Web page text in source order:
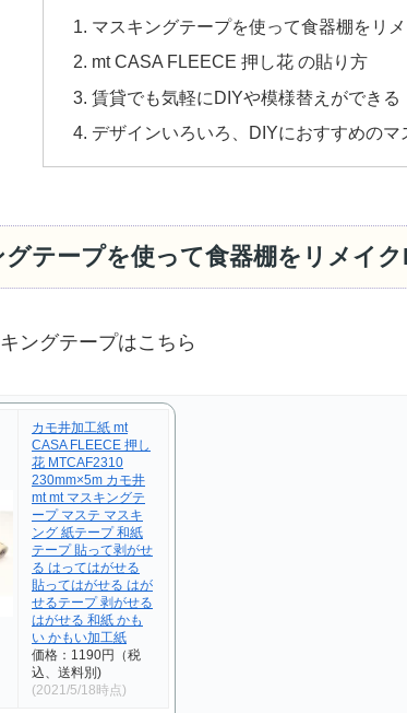
マスキングテープを使って食器棚をリ
mt CASA FLEECE 押し花 の貼り方
賃貸でも気軽にDIYや模様替えができる
デザインいろいろ、DIYにおすすめのマ
テープを使って食器棚をリメイク
ングテープはこちら
カモ井加工紙 mt
CASA FLEECE 押し
花 MTCAF2310
230mm×5m カモ井
mt mt マスキングテ
ープ マステ マスキ
ング 紙テープ 和紙
テープ 貼って剥がせ
る はってはがせる
貼ってはがせる はが
せるテープ 剥がせる
はがせる 和紙 かも
い かもい加工紙
価格：1190円（税
込、送料別)
(2021/5/18時点)